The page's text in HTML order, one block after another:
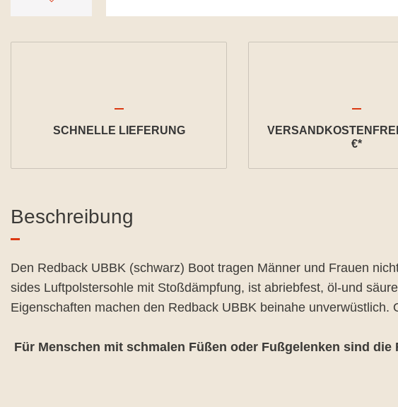
SCHNELLE LIEFERUNG
€*
Beschreibung
Den Redback UBBK (schwarz) Boot tragen Männer und Frauen
sides Luftpolstersohle mit Stoßdämpfung, ist abriebfest, öl-und
Eigenschaften machen den Redback UBBK beinahe
Für Menschen mit schmalen Füßen oder Fußgelenken sind die